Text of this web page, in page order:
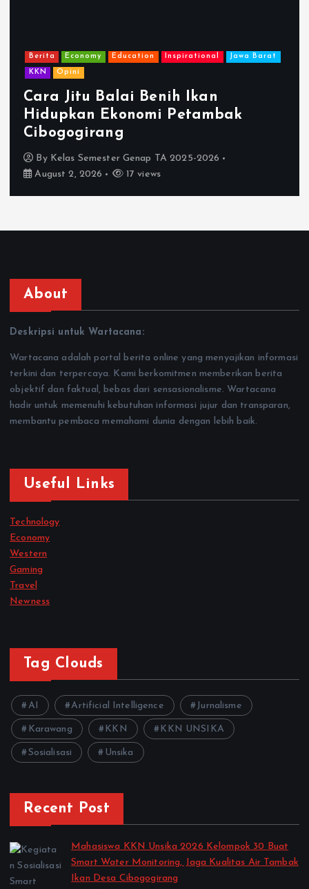
Pemberdayaan Technology Unsika
Melanjutkan Semangat Bank
Sampah: KKN Tanjungpakis
Hadirkan Insinerator di TPS-T
KKPMP Desa Tanjungpakis
By Kelas Semester Genap TA 2025-2026
July 27, 2026
72 views
About
Deskripsi untuk Wartacana:
Wartacana adalah portal berita online yang menyajikan informasi
terkini dan terpercaya. Kami berkomitmen memberikan berita
objektif dan faktual, bebas dari sensasionalisme. Wartacana
hadir untuk memenuhi kebutuhan informasi jujur dan transparan,
membantu pembaca memahami dunia dengan lebih baik.
Useful Links
Technology
Economy
Western
Gaming
Travel
Newness
Tag Clouds
AI Artificial Intelligence Jurnalisme
Karawang KKN KKN UNSIKA
Sosialisasi Unsika
Recent Post
Mahasiswa KKN Unsika 2026 Kelompok 30 Buat
Smart Water Monitoring, Jaga Kualitas Air Tambak
Ikan Desa Cibogogirang